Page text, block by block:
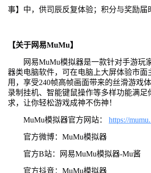
事】中，供司辰反复体验；积分与奖励届
【关于网易MuMu】
网易MuMu模拟器是一款针对手游玩
器类电脑软件，可在电脑上大屏体验市面
用，享受240帧高帧画面带来的丝滑游戏
录制挂机、智能键鼠操作等多样功能满足
求，让你轻松游戏成神不伤神！
MuMu模拟器官方网站： https://
官方微博：MuMu模拟器
官方B站：网易MuMu模拟器-Mu酱
官方抖音：MuMu模拟器